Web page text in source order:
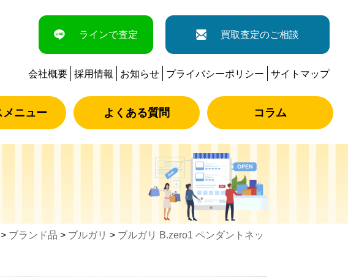
ラインで査定 買取査定のご相談
会社概要 採用情報 お知らせ プライバシーポリシー サイトマップ
メニュー よくある質問 コラム
> ブランド品 > ブルガリ > ブルガリ B.zero1 ペンダントネッ